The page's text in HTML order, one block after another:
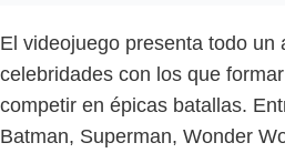
El videojuego presenta todo un
celebridades con los que
competir en épicas batallas.
Batman, Superman, Wonder